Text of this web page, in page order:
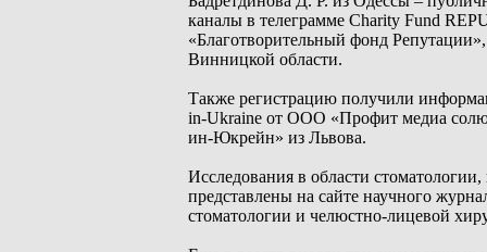
каналы в телеграмме Charity Fund
«Благотворительный фонд
Винницкой области.
Также регистрацию получили
in-Ukraine от ООО «Профит медиа
ин-Юкрейн» из Львова.
Исследования в области
представлены на сайте научного
стоматологии и челюстно-лицевой